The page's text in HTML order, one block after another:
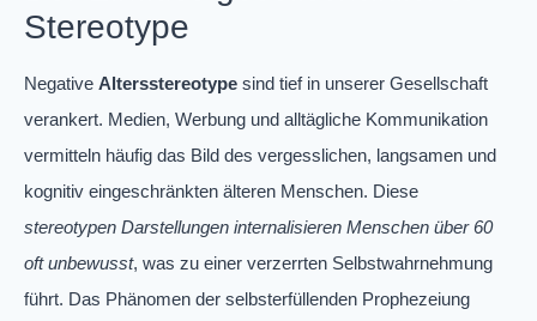
Stereotype
Negative Altersstereotype sind tief in unserer Gesellschaft
verankert. Medien, Werbung und alltägliche Kommunikation
vermitteln häufig das Bild des vergesslichen, langsamen und
kognitiv eingeschränkten älteren Menschen. Diese
stereotypen Darstellungen internalisieren Menschen über 60
oft unbewusst, was zu einer verzerrten Selbstwahrnehmung
führt. Das Phänomen der selbsterfüllenden Prophezeiung